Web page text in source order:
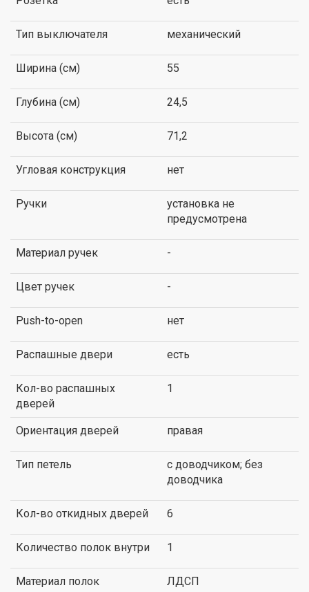
Тип выключателя механический
Ширина (см) 55
Глубина (см) 24,5
Высота (см) 71,2
Угловая конструкция нет
Ручки
установка не
предусмотрена
Материал ручек -
Цвет ручек -
Push-to-open нет
Распашные двери есть
Кол-во распашных
дверей
1
Ориентация дверей правая
Тип петель
с доводчиком; без
доводчика
Кол-во откидных дверей 6
Количество полок внутри 1
Материал полок ЛДСП